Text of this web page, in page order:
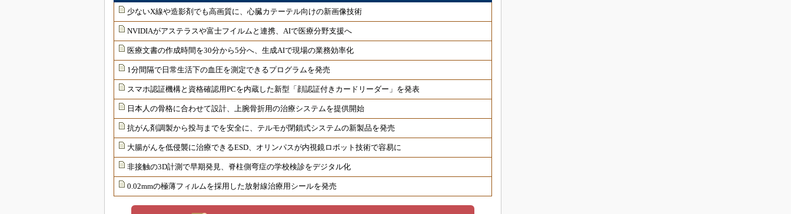
少ないX線や造影剤でも高画質に、心臓カテーテル向けの新画像技術
NVIDIAがアステラスや富士フイルムと連携、AIで医療分野支援へ
医療文書の作成時間を30分から5分へ、生成AIで現場の業務効率化
1分間隔で日常生活下の血圧を測定できるプログラムを発売
スマホ認証機構と資格確認用PCを内蔵した新型「顔認証付きカードリーダー」を発表
日本人の骨格に合わせて設計、上腕骨折用の治療システムを提供開始
抗がん剤調製から投与までを安全に、テルモが閉鎖式システムの新製品を発売
大腸がんを低侵襲に治療できるESD、オリンパスが内視鏡ロボット技術で容易に
非接触の3D計測で早期発見、脊柱側弯症の学校検診をデジタル化
0.02mmの極薄フィルムを採用した放射線治療用シールを発売